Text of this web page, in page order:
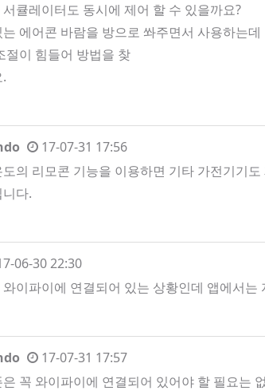
큘레이터도 동시에 제어 할 수 있을까요?
에어콘 바람을 방으로 쏴주면서 사용하는데
절이 힘들어 방법을 찾
17-07-31 17:56
의 리모콘 기능을 이용하면 기타 가전기기
다.
06-30 22:30
이파이에 연결되어 있는 상황인데 앱에서
17-07-31 17:57
꼭 와이파이에 연결되어 있어야 할 필요는